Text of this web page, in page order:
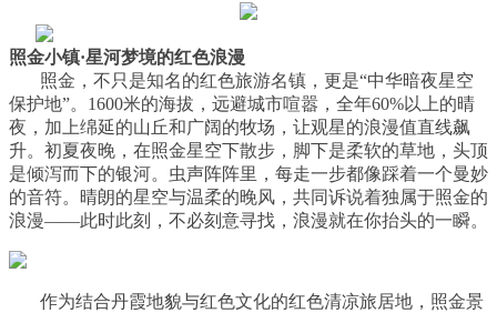
照金小镇·星河梦境的红色浪漫
照金，不只是知名的红色旅游名镇，更是“中华暗夜星空
保护地”。1600米的海拔，远避城市喧嚣，全年60%以上的晴
夜，加上绵延的山丘和广阔的牧场，让观星的浪漫值直线飙
升。初夏夜晚，在照金星空下散步，脚下是柔软的草地，头顶
是倾泻而下的银河。虫声阵阵里，每走一步都像踩着一个曼妙
的音符。晴朗的星空与温柔的晚风，共同诉说着独属于照金的
浪漫——此时此刻，不必刻意寻找，浪漫就在你抬头的一瞬。
作为结合丹霞地貌与红色文化的红色清凉旅居地，照金景